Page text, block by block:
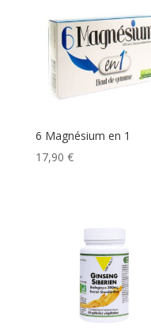
6 Magnésium en 1
17,90 €